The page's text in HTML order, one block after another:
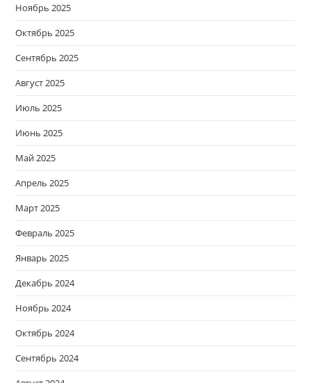
Ноябрь 2025
Октябрь 2025
Сентябрь 2025
Август 2025
Июль 2025
Июнь 2025
Май 2025
Апрель 2025
Март 2025
Февраль 2025
Январь 2025
Декабрь 2024
Ноябрь 2024
Октябрь 2024
Сентябрь 2024